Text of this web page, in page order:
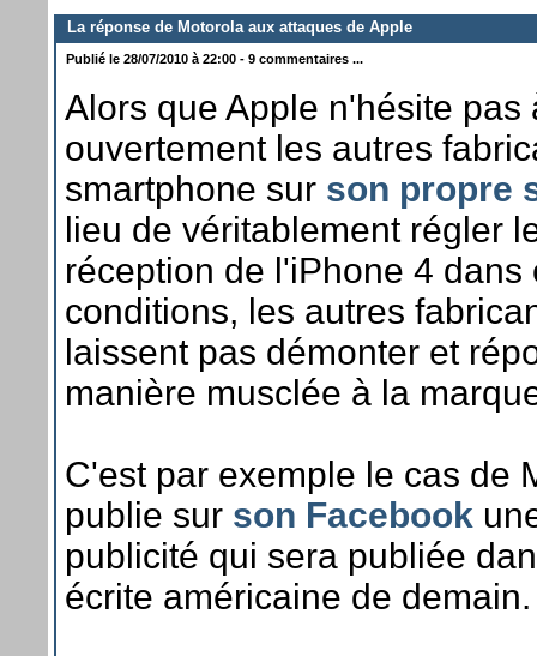
La réponse de Motorola aux attaques de Apple
Publié le 28/07/2010 à 22:00 - 9 commentaires ...
Alors que Apple n'hésite pas
ouvertement les autres
smartphone sur son propre
lieu de véritablement régler
réception de l'iPhone 4 dans
conditions, les autres
laissent pas démonter et
manière musclée à la
C'est par exemple le cas de
publie sur son Facebook
publicité qui sera publiée
écrite américaine de demain.